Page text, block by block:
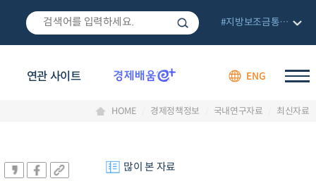
연관 사이트 ENG
#지방보조금통합관리망
HOME 경제정책정보 국내연구자료 최신자료
많이 본 자료